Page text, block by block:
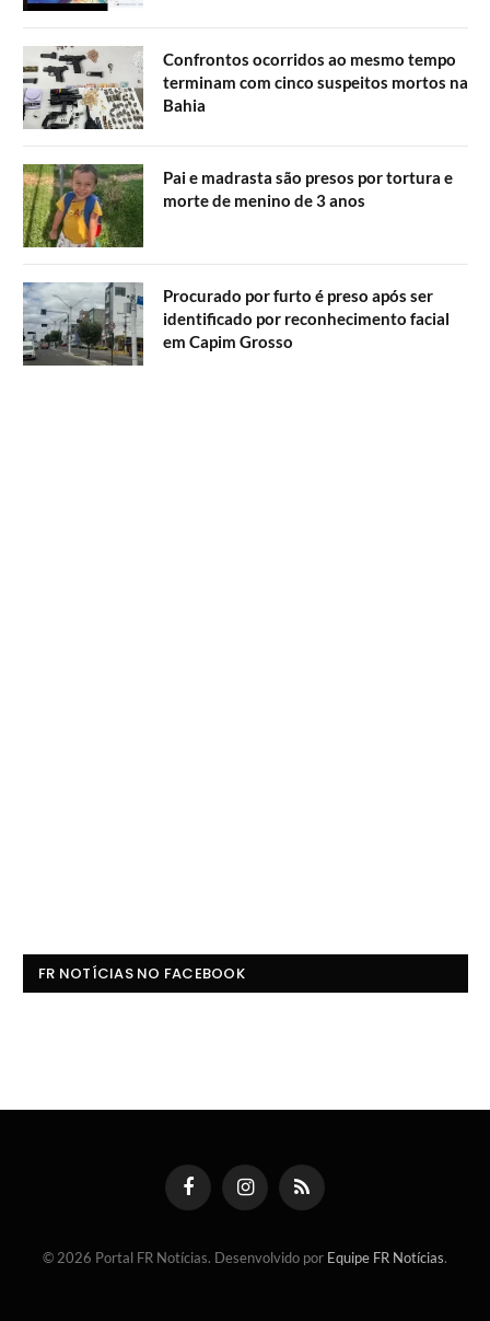
Confrontos ocorridos ao mesmo tempo
terminam com cinco suspeitos mortos na
Bahia
Pai e madrasta são presos por tortura e
morte de menino de 3 anos
Procurado por furto é preso após ser
identificado por reconhecimento facial
em Capim Grosso
FR NOTÍCIAS NO FACEBOOK
FacebookInstagramRSS
© 2026 Portal FR Notícias. Desenvolvido por Equipe FR Notícias.